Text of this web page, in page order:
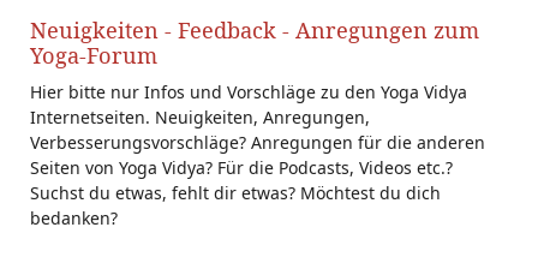
Neuigkeiten - Feedback - Anregungen zum
Yoga-Forum
Hier bitte nur Infos und Vorschläge zu den Yoga Vidya
Internetseiten. Neuigkeiten, Anregungen,
Verbesserungsvorschläge? Anregungen für die anderen
Seiten von Yoga Vidya? Für die Podcasts, Videos etc.?
Suchst du etwas, fehlt dir etwas? Möchtest du dich
bedanken?